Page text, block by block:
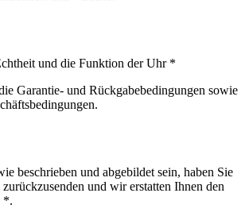
und die Funktion der Uhr *
Garantie- und Rückgabebedingungen sowie
beschrieben und abgebildet sein, haben Sie
zurückzusenden und wir erstatten Ihnen den
*.